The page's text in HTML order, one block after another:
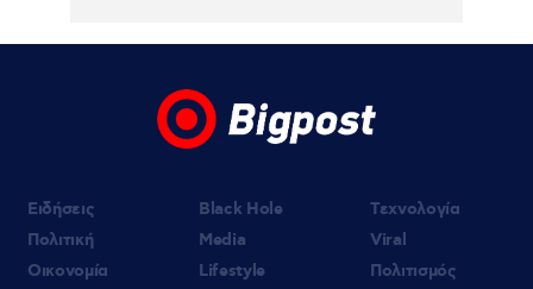
Ειδήσεις
Πολιτική
Οικονομία
Black Hole
Media
Lifestyle
Τεχνολογία
Viral
Πολιτισμός